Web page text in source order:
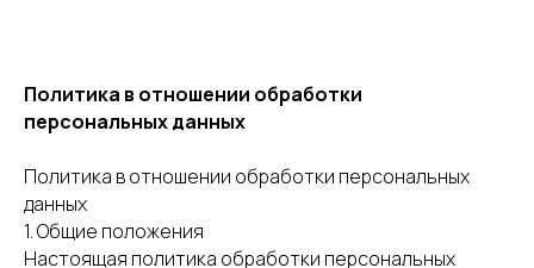
Политика в отношении обработки
персональных данных
Политика в отношении обработки персональных
данных
1. Общие положения
Настоящая политика обработки персональных